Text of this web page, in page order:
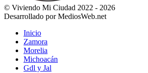
© Viviendo Mi Ciudad 2022 - 2026
Desarrollado por MediosWeb.net
Inicio
Zamora
Morelia
Michoacán
Gdl y Jal